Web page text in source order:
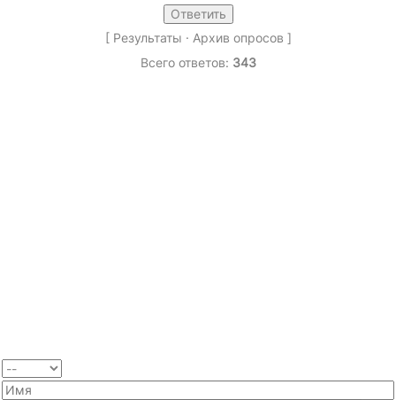
[ Результаты · Архив опросов ]
Всего ответов: 343